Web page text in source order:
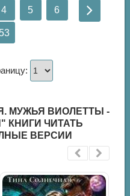
4 5 6
53
МУЖЬЯ ВИОЛЕТТЫ -
КНИГИ ЧИТАТЬ
ВЕРСИИ